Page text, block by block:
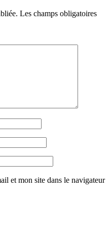
Les champs obligatoires
et mon site dans le navigateur